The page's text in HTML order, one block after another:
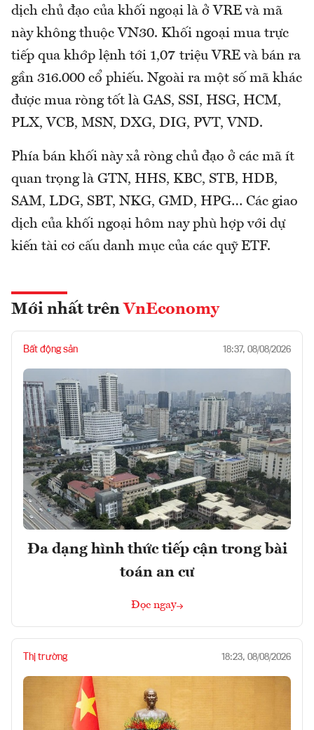
dịch chủ đạo của khối ngoại là ở VRE và mã
này không thuộc VN30. Khối ngoại mua trực
tiếp qua khớp lệnh tới 1,07 triệu VRE và bán ra
gần 316.000 cổ phiếu. Ngoài ra một số mã khác
được mua ròng tốt là GAS, SSI, HSG, HCM,
PLX, VCB, MSN, DXG, DIG, PVT, VND.
Phía bán khối này xả ròng chủ đạo ở các mã ít
quan trọng là GTN, HHS, KBC, STB, HDB,
SAM, LDG, SBT, NKG, GMD, HPG… Các giao
dịch của khối ngoại hôm nay phù hợp với dự
kiến tài cơ cấu danh mục của các quỹ ETF.
Mới nhất trên VnEconomy
Bất động sản 18:37, 08/08/2026
Đa dạng hình thức tiếp cận trong bài
toán an cư
Đọc ngay
Thị trường 18:23, 08/08/2026